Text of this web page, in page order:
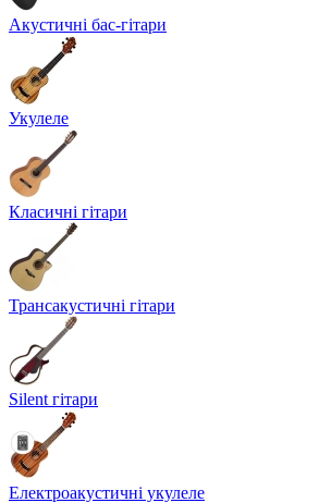
Акустичні бас-гітари
Укулеле
Класичні гітари
Трансакустичні гітари
Silent гітари
Електроакустичні укулеле